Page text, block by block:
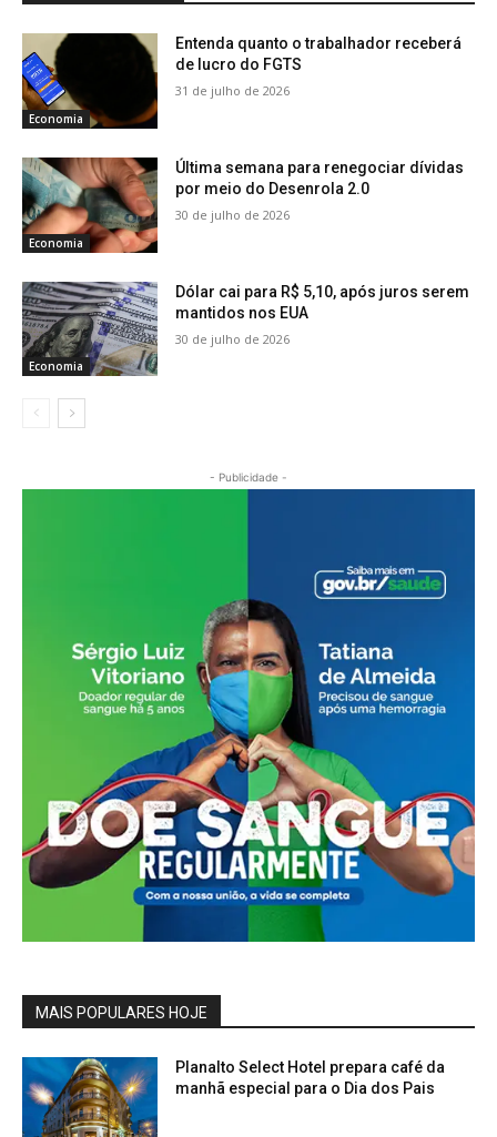
Economia
Entenda quanto o trabalhador receberá
de lucro do FGTS
31 de julho de 2026
Economia
Última semana para renegociar dívidas
por meio do Desenrola 2.0
30 de julho de 2026
Economia
Dólar cai para R$ 5,10, após juros serem
mantidos nos EUA
30 de julho de 2026
- Publicidade -
MAIS POPULARES HOJE
Planalto Select Hotel prepara café da
manhã especial para o Dia dos Pais